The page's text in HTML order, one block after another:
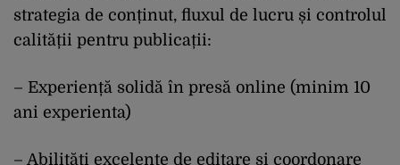
strategia de conținut, fluxul de lucru și controlul
calității pentru publicații:
– Experiență solidă în presă online (minim 10
ani experienta)
– Abilități excelente de editare și coordonare